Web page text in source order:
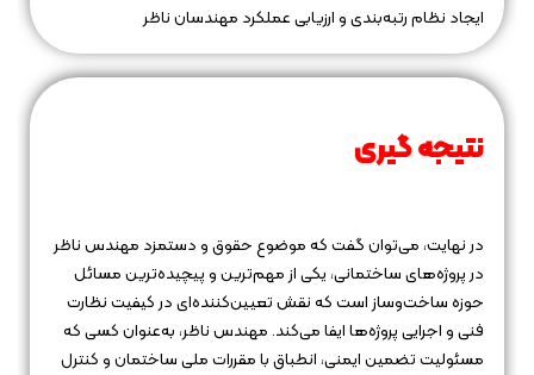
ایجاد نظام رتبه‌بندی و ارزیابی عملکرد مهندسان ناظر
نتیجه‌ گیری
در نهایت، می‌توان گفت که موضوع حقوق و دستمزد مهندس ناظر
در پروژه‌های ساختمانی، یکی از مهم‌ترین و پیچیده‌ترین مسائل
حوزه ساخت‌وساز است که نقش تعیین‌کننده‌ای در کیفیت نظارت
فنی و اجرایی پروژه‌ها ایفا می‌کند. مهندس ناظر، به‌عنوان کسی که
مسئولیت تضمین ایمنی، انطباق با مقررات ملی ساختمان و کنترل